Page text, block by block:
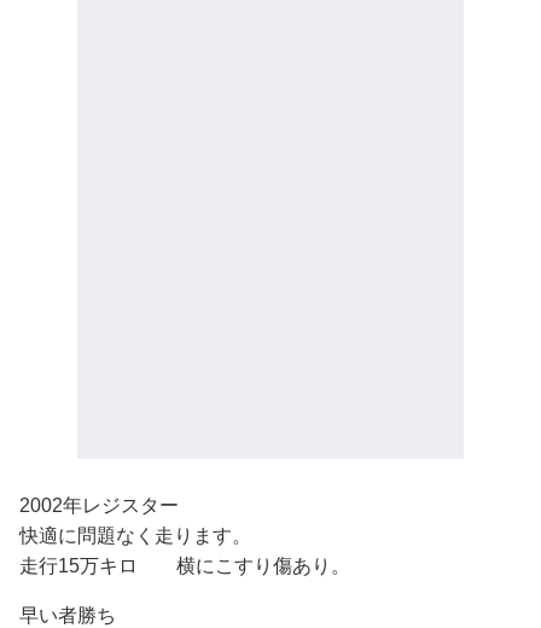
2002年レジスター
快適に問題なく走ります。
走行15万キロ 横にこすり傷あり。
早い者勝ち